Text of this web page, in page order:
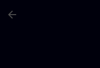
arrow_back